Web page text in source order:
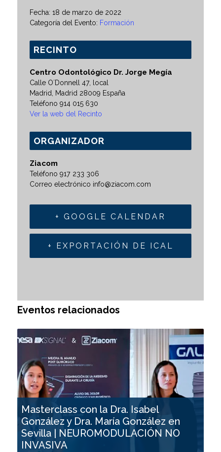
Fecha: 18 de marzo de 2022
Categoría del Evento: Formación
RECINTO
Centro Odontológico Dr. Jorge Megía
Calle O´Donnell 47, local
Madrid, Madrid 28009 España
Teléfono 914 015 630
Ver la web del Recinto
ORGANIZADOR
Ziacom
Teléfono 917 233 306
Correo electrónico info@ziacom.com
+ GOOGLE CALENDAR
+ EXPORTACIÓN DE ICAL
Eventos relacionados
Masterclass con la Dra. Isabel
González y Dra. María González en
Sevilla | NEUROMODULACIÓN NO
INVASIVA